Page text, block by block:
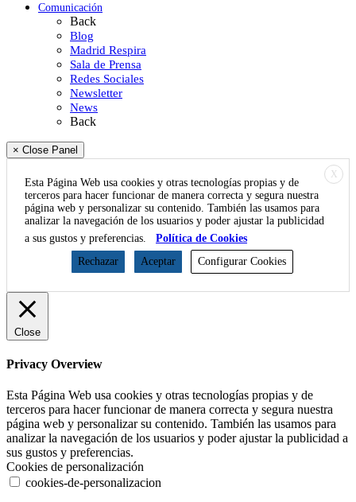
Comunicación
Back
Blog
Madrid Respira
Sala de Prensa
Redes Sociales
Newsletter
News
Back
× Close Panel
X
Esta Página Web usa cookies y otras tecnologías propias y de
terceros para hacer funcionar de manera correcta y segura nuestra
página web y personalizar su contenido. También las usamos para
analizar la navegación de los usuarios y poder ajustar la publicidad
a sus gustos y preferencias.
Política de Cookies
Rechazar
Aceptar Configurar Cookies
Close
Privacy Overview
Esta Página Web usa cookies y otras tecnologías propias y de
terceros para hacer funcionar de manera correcta y segura nuestra
página web y personalizar su contenido. También las usamos para
analizar la navegación de los usuarios y poder ajustar la publicidad a
sus gustos y preferencias.
Cookies de personalización
cookies-de-personalizacion